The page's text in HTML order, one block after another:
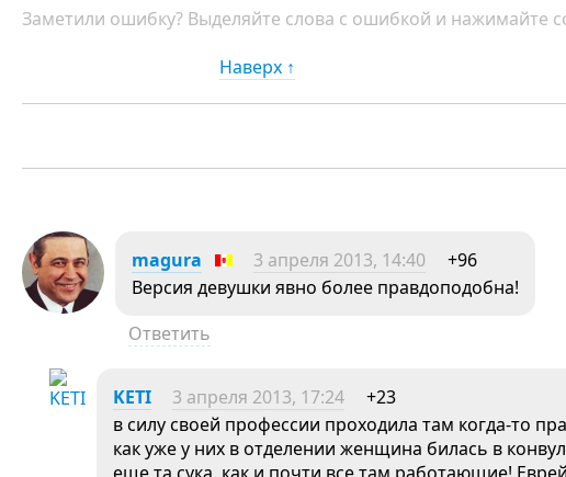
Заметили ошибку? Выделяйте слова с ошибкой и нажимайте
Наверх ↑
magura 3 апреля 2013, 14:40
+96
Версия девушки явно более правдоподобна!
Ответить
KETI 3 апреля 2013, 17:24
+23
в силу своей профессии проходила там когда-то
как уже у них в отделении женщина билась в